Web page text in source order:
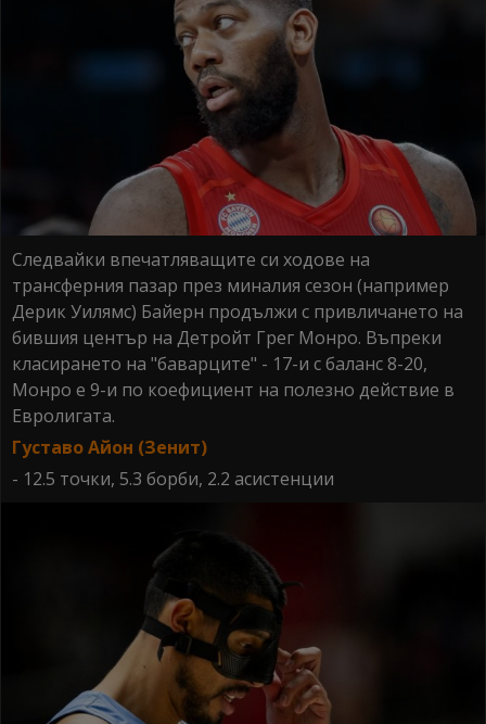
Следвайки впечатляващите си ходове на
трансферния пазар през миналия сезон (например
Дерик Уилямс) Байерн продължи с привличането на
бившия център на Детройт Грег Монро. Въпреки
класирането на "баварците" - 17-и с баланс 8-20,
Монро е 9-и по коефициент на полезно действие в
Евролигата.
Густаво Айон (Зенит)
- 12.5 точки, 5.3 борби, 2.2 асистенции